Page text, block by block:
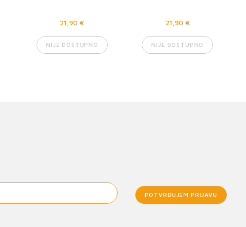
21,90 €
NIJE DOSTUPNO
21,90 €
NIJE DOSTUPNO
POTVRĐUJEM PRIJAVU